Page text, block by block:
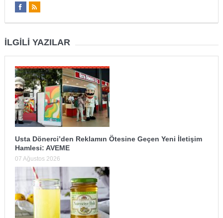
İLGILI YAZILAR
Usta Dönerci’den Reklamın Ötesine Geçen Yeni İletişim
Hamlesi: AVEME
07 Ağustos 2026